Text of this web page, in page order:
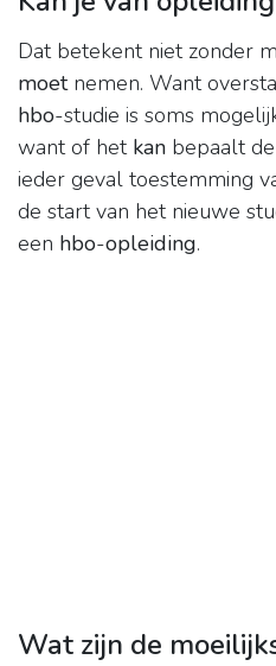
Dat betekent niet zonder
moetnemen. Want
hbo-studie is soms
want of het kan bepaalt
ieder geval toestemming
de start van het nieuwe
een hbo-opleiding.
Wat zijn de